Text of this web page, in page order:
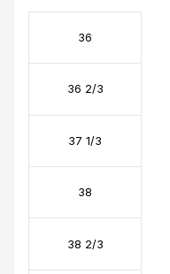
36
36 2/3
37 1/3
38
38 2/3